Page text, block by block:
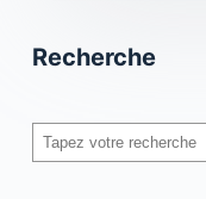
Recherche
Rechercher